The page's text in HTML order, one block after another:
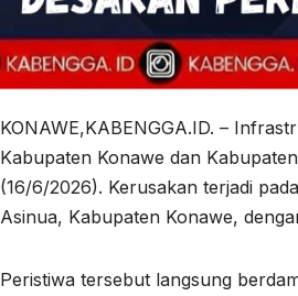
KONAWE,KABENGGA.ID. –
Kabupaten Konawe dan
(16/6/2026). Kerusakan terjadi
Asinua, Kabupaten Konawe,
Peristiwa tersebut langsung